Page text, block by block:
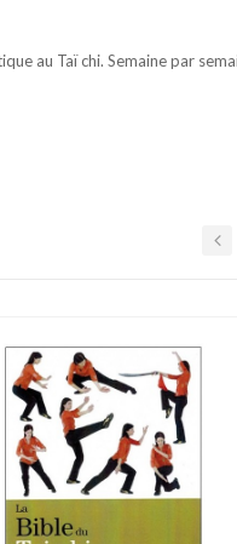
au Taï chi. Semaine par